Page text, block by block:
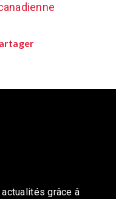
grâce â